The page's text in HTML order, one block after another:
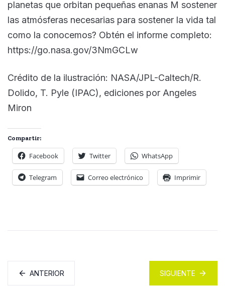
planetas que orbitan pequeñas enanas M sostener
las atmósferas necesarias para sostener la vida tal
como la conocemos? Obtén el informe completo:
https://go.nasa.gov/3NmGCLw
Crédito de la ilustración: NASA/JPL-Caltech/R.
Dolido, T. Pyle (IPAC), ediciones por Angeles
Miron
Compartir:
Facebook Twitter WhatsApp
Telegram Correo electrónico Imprimir
ANTERIOR SIGUIENTE